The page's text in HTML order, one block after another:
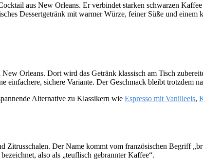
aus New Orleans. Er verbindet starken schwarzen
Dessertgetränk mit warmer Würze, feiner Süße und einem
Orleans. Dort wird das Getränk klassisch am Tisch
einfachere, sichere Variante. Der Geschmack bleibt
Alternative zu Klassikern wie Espresso mit Vanilleeis,
Der Name kommt vom französischen Begriff
also als „teuflisch gebrannter Kaffee“.